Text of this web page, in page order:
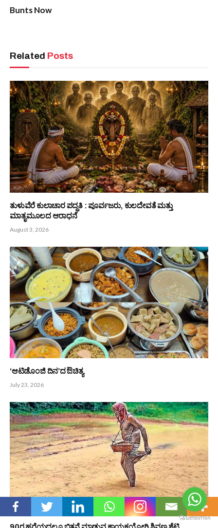
PREVIOUS ARTICLE
ಗೋಲ್ಕೊಂಡ ‌ಕೋಟೆ
NEXT ARTICLE
ಸು|ಏಕನಾಥ ಶೆಟ್ಟಿಗೆ ಕೆದಂಬಾಡಿ